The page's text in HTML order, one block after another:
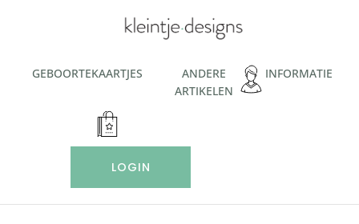
inhoudGEBOORTEKAARTJES
ANDERE
ARTIKELEN
INFORMATIE
LOGIN